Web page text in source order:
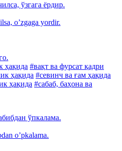
ўзгага ёрдир.
oʼzgaga yordir.
ҳақида #вақт ва фурсат қадри
ҳақида #севинч ва ғам ҳақида
ҳақида #сабаб, баҳона ва
ўпкалама.
oʼpkalama.